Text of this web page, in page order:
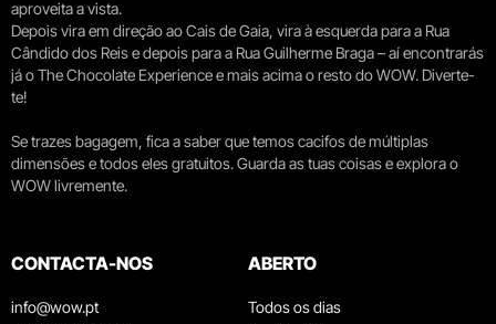
aproveita a vista.
Depois vira em direção ao Cais de Gaia, vira à esquerda para a Rua
Cândido dos Reis e depois para a Rua Guilherme Braga – aí encontrarás
já o The Chocolate Experience e mais acima o resto do WOW. Diverte-
te!
Se trazes bagagem, fica a saber que temos cacifos de múltiplas
dimensões e todos eles gratuitos. Guarda as tuas coisas e explora o
WOW livremente.
CONTACTA-NOS
info@wow.pt
ABERTO
Todos os dias